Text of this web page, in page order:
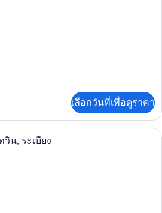
เลือกวันที่เพื่อดูราคา
ห้องซิกเนเจอร์ดับเบิลหรือทวิน, ระเบีย
น, ระเบียง